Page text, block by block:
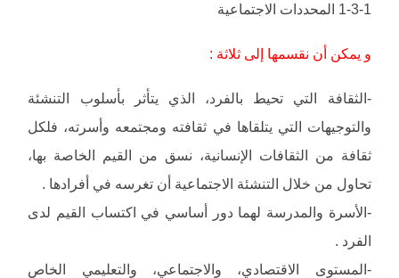
1-3-1 المحددات الاجتماعية
و يمكن أن نقسمها إلى ثلاثة :
-الثقافة التي تحيط بالفرد، الذي يتأثر بأسلوب التنشئة
والتوجيهات التي يتلقاها في ثقافته ومجتمعه وأسرته، فلكل
ثقافة من الثقافات الإنسانية، نسق من القيم الخاصة بها،
تحاول من خلال التنشئة الاجتماعية أن تغرسه في أفرادها .
-الأسرة والمدرسة لهما دور أساسي في اكتساب القيم لدى
الفرد .
-المستوى الاقتصادي، والاجتماعي، والتعليمي الخاص